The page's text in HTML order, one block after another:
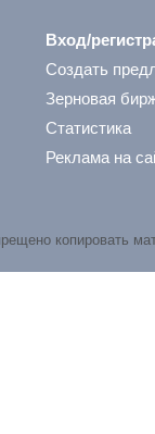
Вход/
Создать
Зерновая
Статистика
Реклама на
копировать